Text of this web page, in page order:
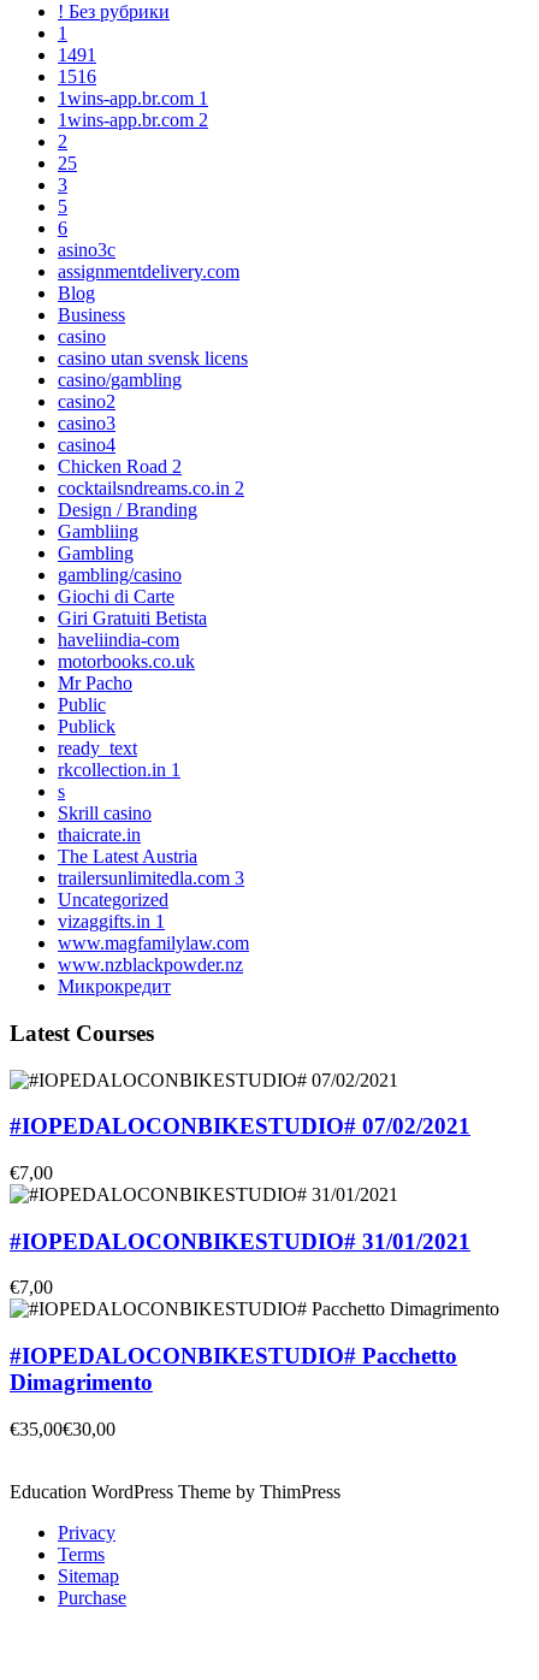
! Без рубрики
1
1491
1516
1wins-app.br.com 1
1wins-app.br.com 2
2
25
3
5
6
asino3c
assignmentdelivery.com
Blog
Business
casino
casino utan svensk licens
casino/gambling
casino2
casino3
casino4
Chicken Road 2
cocktailsndreams.co.in 2
Design / Branding
Gambliing
Gambling
gambling/casino
Giochi di Carte
Giri Gratuiti Betista
haveliindia-com
motorbooks.co.uk
Mr Pacho
Public
Publick
ready_text
rkcollection.in 1
s
Skrill casino
thaicrate.in
The Latest Austria
trailersunlimitedla.com 3
Uncategorized
vizaggifts.in 1
www.magfamilylaw.com
www.nzblackpowder.nz
Микрокредит
Latest Courses
#IOPEDALOCONBIKESTUDIO# 07/02/2021
€7,00
#IOPEDALOCONBIKESTUDIO# 31/01/2021
€7,00
#IOPEDALOCONBIKESTUDIO# Pacchetto
Dimagrimento
€35,00€30,00
Education WordPress Theme by ThimPress
Privacy
Terms
Sitemap
Purchase